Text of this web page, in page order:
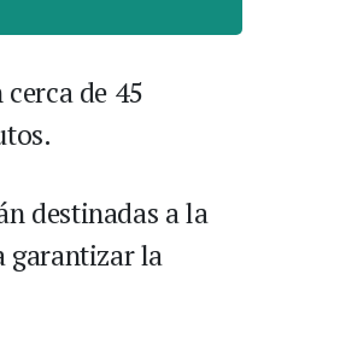
de 45
destinadas a la
garantizar la